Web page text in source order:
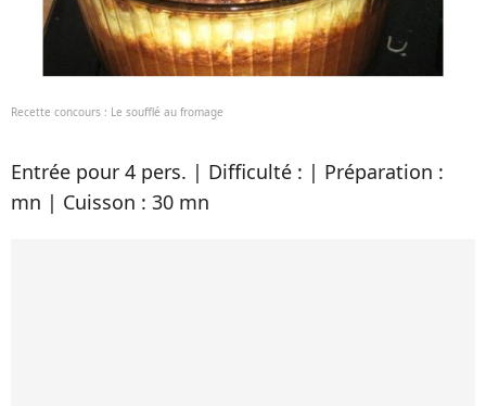
Recette concours : Le soufflé au fromage
Entrée pour 4 pers. | Difficulté : | Préparation :
mn | Cuisson : 30 mn